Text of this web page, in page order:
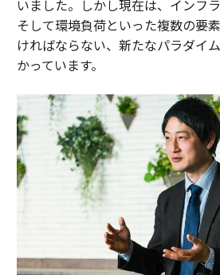
いました。しかし現在は、インフ
そして環境負荷といった複数の要
ければならない、新たなパラダイ
かっています。